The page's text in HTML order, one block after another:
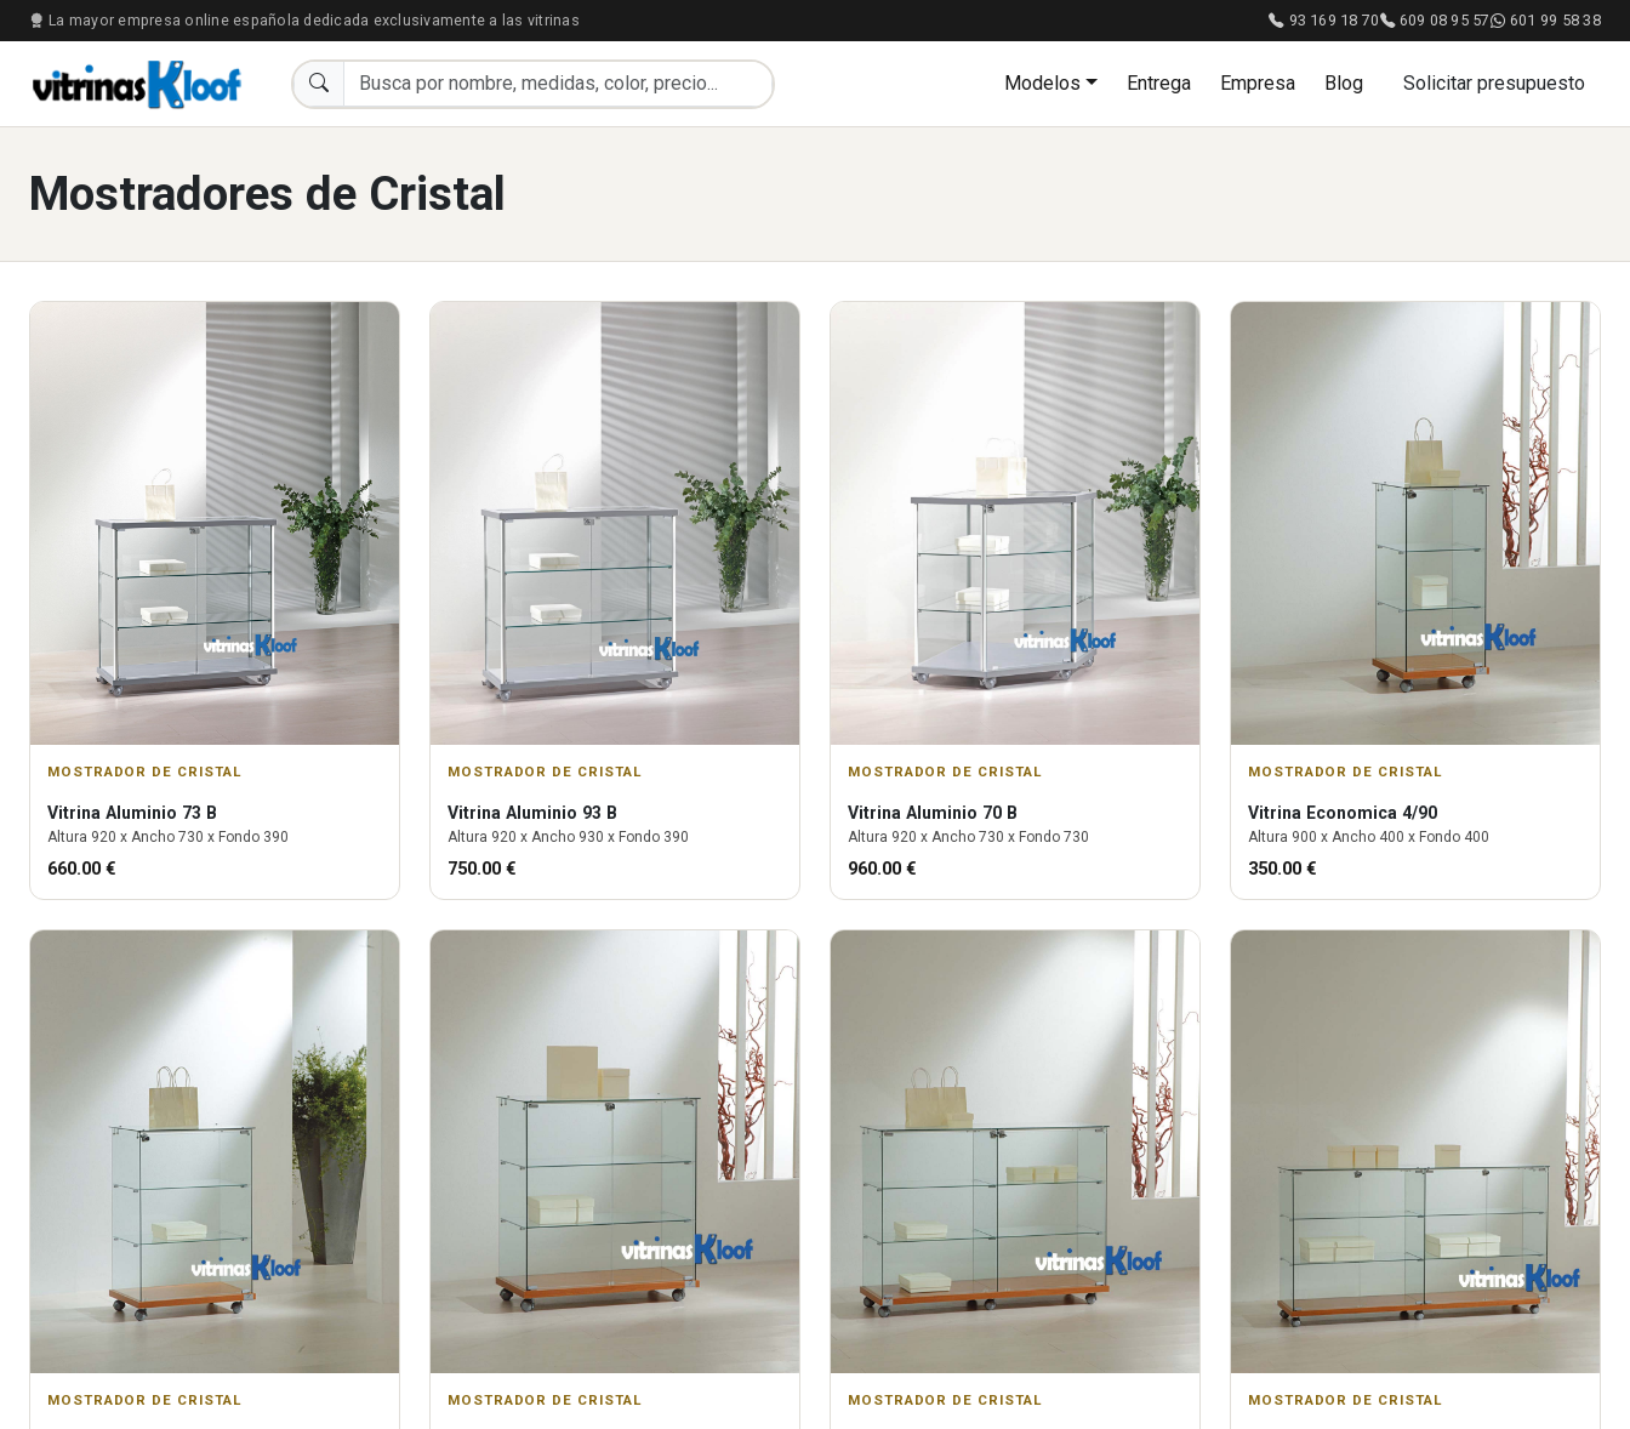
La mayor empresa online española dedicada exclusivamente a las vitrinas 93 169 18 70 609 08 95 57 601 99 58 38
Modelos Entrega Empresa Blog Solicitar presupuesto
Mostradores de Cristal
MOSTRADOR DE CRISTAL
Vitrina Aluminio 73 B
Altura 920 x Ancho 730 x Fondo 390
660.00 €
MOSTRADOR DE CRISTAL
Vitrina Aluminio 93 B
Altura 920 x Ancho 930 x Fondo 390
750.00 €
MOSTRADOR DE CRISTAL
Vitrina Aluminio 70 B
Altura 920 x Ancho 730 x Fondo 730
960.00 €
MOSTRADOR DE CRISTAL
Vitrina Economica 4/90
Altura 900 x Ancho 400 x Fondo 400
350.00 €
MOSTRADOR DE CRISTAL MOSTRADOR DE CRISTAL MOSTRADOR DE CRISTAL MOSTRADOR DE CRISTAL